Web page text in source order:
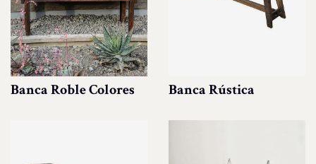
Banca Roble Colores Banca Rústica